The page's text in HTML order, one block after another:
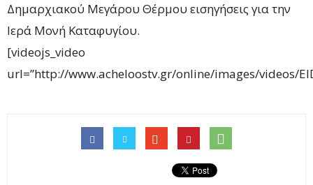
Δημαρχιακού Μεγάρου Θέρμου εισηγήσεις για την
Ιερά Μονή Καταφυγίου.
[videojs_video
url=”http://www.acheloostv.gr/online/images/videos/